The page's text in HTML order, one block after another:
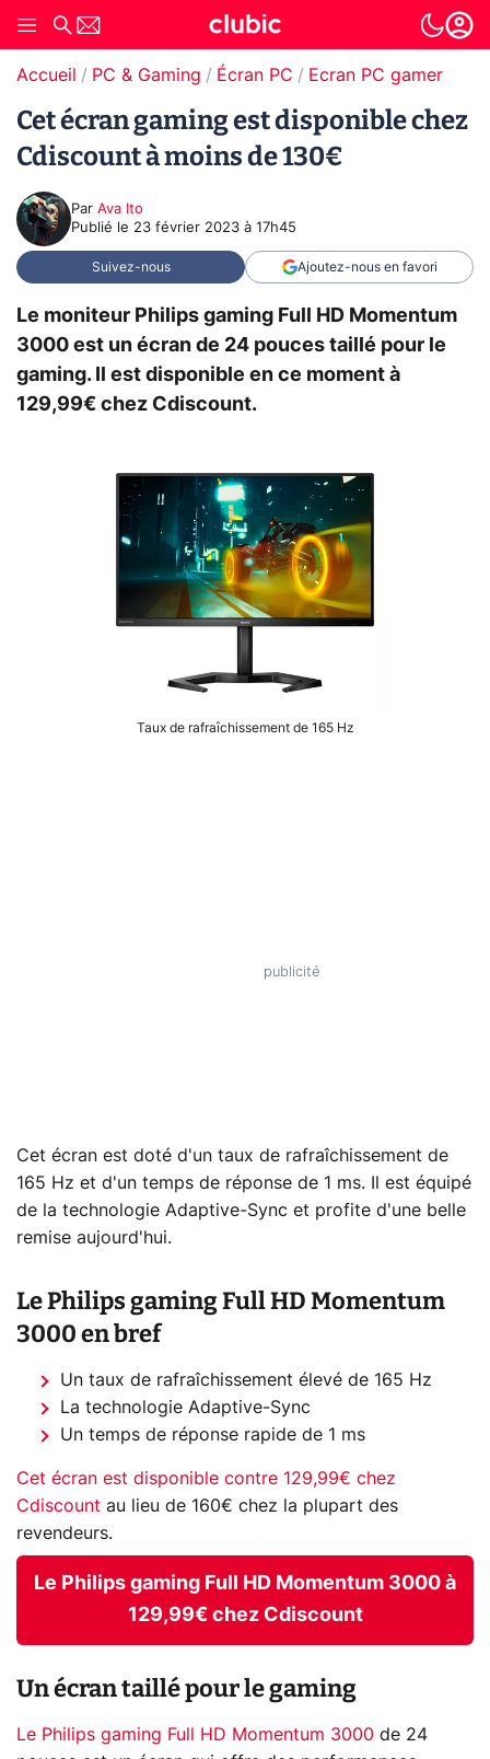
Accueil PC & Gaming Écran PC Ecran PC gamer
Cet écran gaming est disponible chez
Cdiscount à moins de 130€
Par Ava Ito
Publié le 23 février 2023 à 17h45
Suivez-nous Ajoutez-nous en favori
Le moniteur Philips gaming Full HD Momentum
3000 est un écran de 24 pouces taillé pour le
gaming. Il est disponible en ce moment à
129,99€ chez Cdiscount.
Taux de rafraîchissement de 165 Hz
Cet écran est doté d'un taux de rafraîchissement de
165 Hz et d'un temps de réponse de 1 ms. Il est équipé
de la technologie Adaptive-Sync et profite d'une belle
remise aujourd'hui.
LePhilips gaming Full HD Momentum
3000 en bref
Un taux de rafraîchissement élevé de 165 Hz
La technologie Adaptive-Sync
Un temps de réponse rapide de 1 ms
Cet écran est disponible contre 129,99€ chez
Cdiscount au lieu de 160€ chez la plupart des
revendeurs.
Le Philips gaming Full HD Momentum 3000 à
129,99€ chez Cdiscount
Un écran taillé pour le gaming
Le Philips gaming Full HD Momentum 3000 de 24